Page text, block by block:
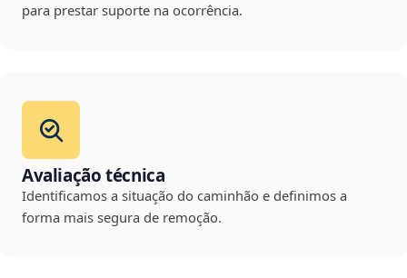
para prestar suporte na ocorrência.
Avaliação técnica
Identificamos a situação do caminhão e definimos a
forma mais segura de remoção.